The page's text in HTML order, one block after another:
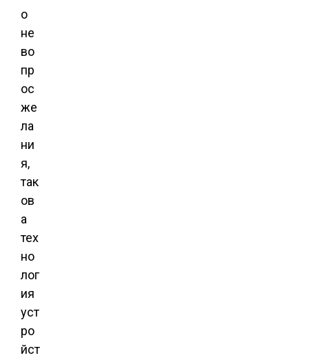
о
не
во
пр
ос
же
ла
ни
я,
так
ов
а
тех
но
лог
ия
уст
ро
йст